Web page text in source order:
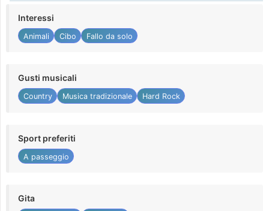
Interessi
Animali Cibo Fallo da solo
Gusti musicali
Country Musica tradizionale Hard Rock
Sport preferiti
A passeggio
Gita